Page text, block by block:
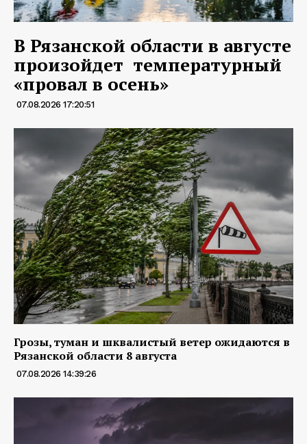
В Рязанской области в августе
произойдет температурный
«провал в осень»
07.08.2026 17:20:51
Грозы, туман и шквалистый ветер ожидаются в
Рязанской области 8 августа
07.08.2026 14:39:26